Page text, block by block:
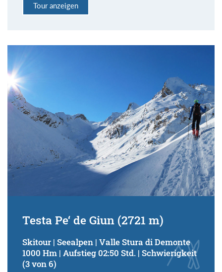
Tour anzeigen
Testa Pe‘ de Giun (2721 m)
Skitour | Seealpen | Valle Stura di Demonte
1000 Hm | Aufstieg 02:50 Std. | Schwierigkeit
(3 von 6)